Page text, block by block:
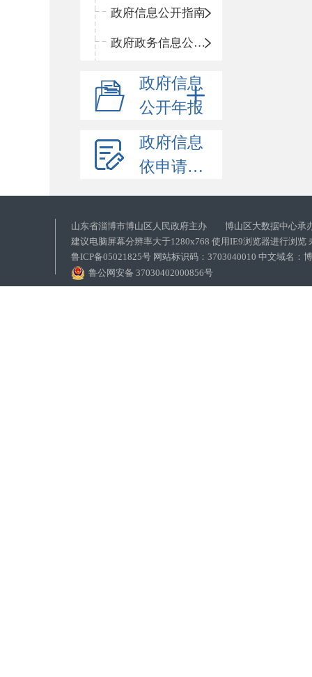
政府信息公开指南
政府政务信息公开目录
政府信息
公开年报
政府信息
依申请公开
山东省淄博市博山区人民政府主办 博山区大数据中心承
建议电脑屏幕分辨率大于1280x768 使用IE9浏览器进行浏览
鲁ICP备05021825号 网站标识码：3703040010 中文域名：
鲁公网安备 37030402000856号